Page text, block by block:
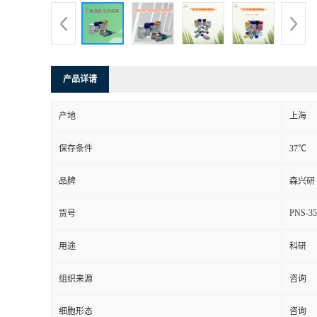
产品详请
产地 上海
保存条件 37℃
品牌 森兴研
货号 PNS-
用途 科研
组织来源 咨询
细胞形态 咨询